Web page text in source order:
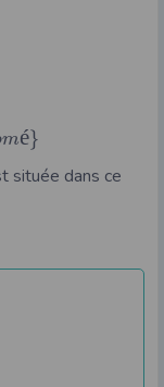
mé}
située dans ce